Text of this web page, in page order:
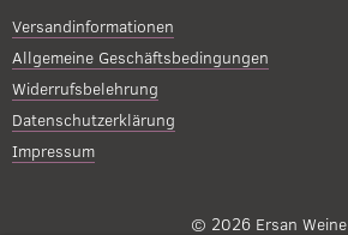
Versandinformationen
Allgemeine Geschäftsbedingungen
Widerrufsbelehrung
Datenschutzerklärung
Impressum
© 2026 Ersan Weine